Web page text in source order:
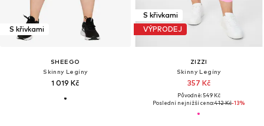
S křivkami
SHEEGO
Skinny Legíny
1 019 Kč
S křivkami
VÝPRODEJ
ZIZZI
Skinny Legíny
357 Kč
Původně: 549 Kč
Poslední nejnižší cena:412 Kč-13%